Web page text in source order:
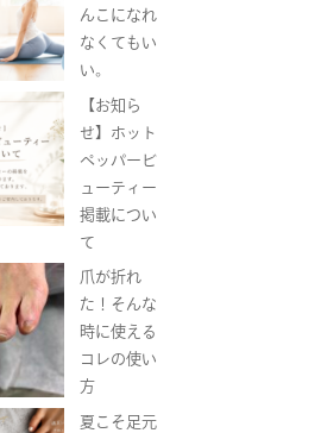
んこになれ
なくてもい
い。
【お知ら
せ】ホット
ペッパービ
ューティー
掲載につい
て
爪が折れ
た！そんな
時に使える
コレの使い
方
夏こそ足元